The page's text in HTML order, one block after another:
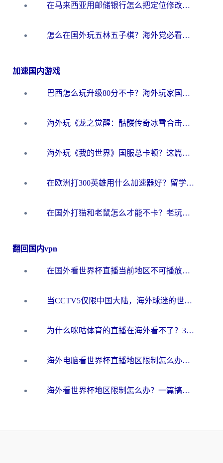
在马来西亚用邮储银行怎么把定位修改到中国国内？3个海外生活痛点一次解决
怎么在国外玩五林五子棋？海外党必看的回国加速全攻略（附优酷荔枝FM解决方法）
加速国内游戏
巴西怎么玩升级80分不卡？海外玩家国服游戏加速器终极指南（附避坑技巧）
海外玩《龙之觉醒：骷髅传奇冰雪合击》延迟高？这篇指南帮你解决卡顿烦恼！
海外玩《我的世界》国服总卡顿？这篇我的世界游戏加速器指南帮你解决所有问题
在欧洲打300英雄用什么加速器好？留学生亲测有效的解决方案来了
在国外打猫和老鼠怎么才能不卡？老玩家亲测的终极加速指南
翻回国内vpn
在国外看世界杯直播当前地区不可播放？海外党必看的回国加速全攻略
当CCTV5仅限中国大陆，海外球迷的世界杯狂欢如何继续？
为什么咪咕体育的直播在海外看不了？3步解决海外看世界杯+抖音地区限制难题
海外电脑看世界杯直播地区限制怎么办？你需要一个聪明的加速器
海外看世界杯地区限制怎么办？一篇搞定咪咕视频播放+国内资源无缝访问指南